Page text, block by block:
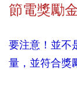
節電獎勵
要注意！並不
量，並符合獎